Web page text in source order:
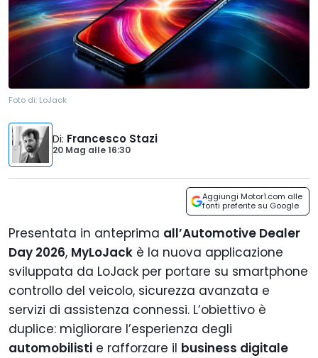
Foto di: LoJack
Di: Francesco Stazi
20 Mag alle16:30
Aggiungi Motor1.com alle
fonti preferite su Google
Presentata in anteprima all’Automotive Dealer
Day 2026, MyLoJack è la nuova applicazione
sviluppata da LoJack per portare su smartphone
controllo del veicolo, sicurezza avanzata e
servizi di assistenza connessi. L’obiettivo è
duplice: migliorare l’esperienza degli
automobilisti e rafforzare il business digitale